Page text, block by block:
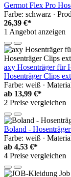
Germot Flex Pro
Farbe: schwarz ·
26,39 €*
1 Angebot anzeigen
axy Hosenträger für
Hosenträger Clips
Farbe: weiß ·
ab 13,99 €*
2 Preise vergleichen
Boland -
Farbe: weiß ·
ab 4,53 €*
4 Preise vergleichen